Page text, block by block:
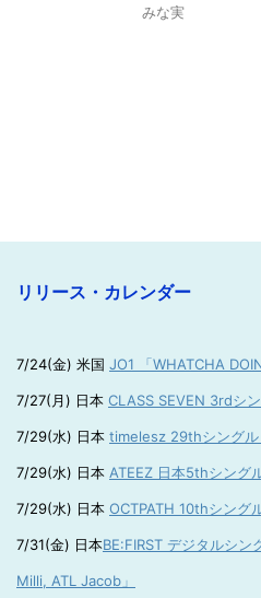
みな実
リリース・カレンダー
7/24(金) 米国 JO1 「WHATCHA
7/27(月) 日本 CLASS SEVEN 3rdシ
7/29(水) 日本 timelesz 29thシングル
7/29(水) 日本 ATEEZ 日本5thシング
7/29(水) 日本 OCTPATH 10thシング
7/31(金) 日本BE:FIRST デジタルシ
Milli, ATL Jacob」